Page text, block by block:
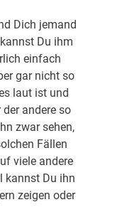
Dich jemand
Du ihm
einfach
gar nicht so
laut ist und
andere so
zwar sehen,
Fällen
viele andere
kannst Du ihn
zeigen oder